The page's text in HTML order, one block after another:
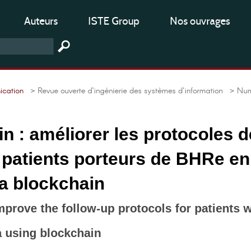
Auteurs ISTE Group Nos ouvrages
> Revue ouverte d’ingénierie des systèmes d’information >
: améliorer les protocoles
porteurs de BHRe en
blockchain
the follow-up protocols for patients
using blockchain